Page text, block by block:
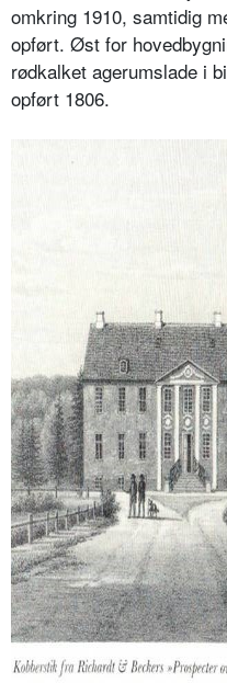
omkring 1910, samtidig
opført. Øst for
rødkalket agerumslade i
opført 1806.